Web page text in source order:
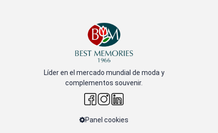
Líder en el mercado mundial de moda y
complementos souvenir.
Panel cookies